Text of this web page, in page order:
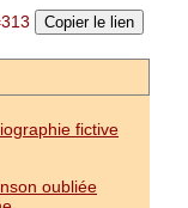
Copier le lien
fictive
oubliée